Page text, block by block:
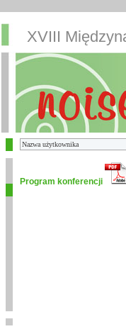
XVIII
Program konferencji